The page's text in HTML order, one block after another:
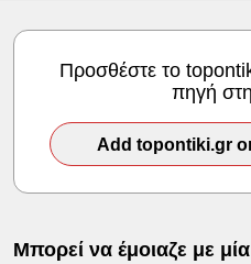
Προσθέστε το
πηγή
Add topontiki.gr
Μπορεί να έμοιαζε με